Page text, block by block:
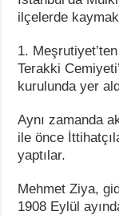
ilçelerde
1.
Terakki
kurulunda yer
Aynı zamanda
ile önce
yaptılar.
Mehmet Ziya,
1908 Eylül